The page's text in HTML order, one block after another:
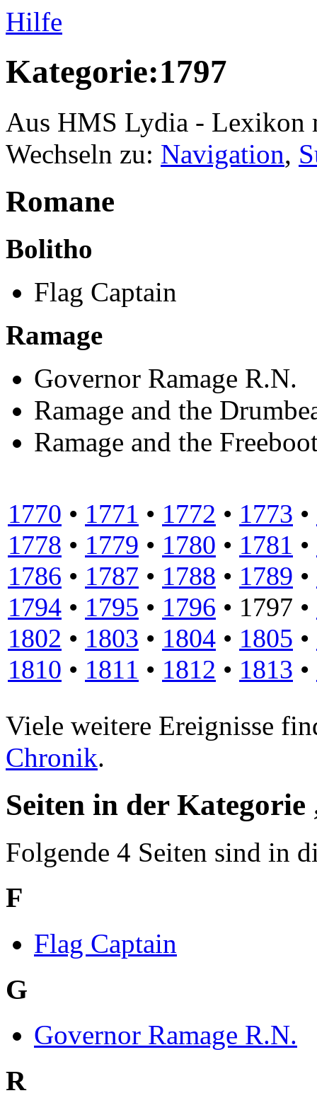
Hilfe
Kategorie:1797
Aus HMS Lydia - Lexikon
Wechseln zu: Navigation,
Romane
Bolitho
Flag Captain
Ramage
Governor Ramage R.N.
Ramage and the
Ramage and the
1770 • 1771 • 1772 • 1773 •
1778 • 1779 • 1780 • 1781 •
1786 • 1787 • 1788 • 1789 •
1794 • 1795 • 1796 • 1797 •
1802 • 1803 • 1804 • 1805 •
1810 • 1811 • 1812 • 1813 •
Viele weitere Ereignisse
Chronik.
Seiten in der Kategorie
Folgende 4 Seiten sind in
F
Flag Captain
G
Governor Ramage R.N.
R